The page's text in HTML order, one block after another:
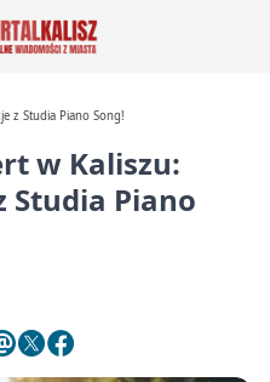
z Studia Piano Song!
w Kaliszu:
Studia Piano